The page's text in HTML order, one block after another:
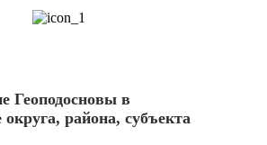
Геоподосновы в
округа, района, субъекта